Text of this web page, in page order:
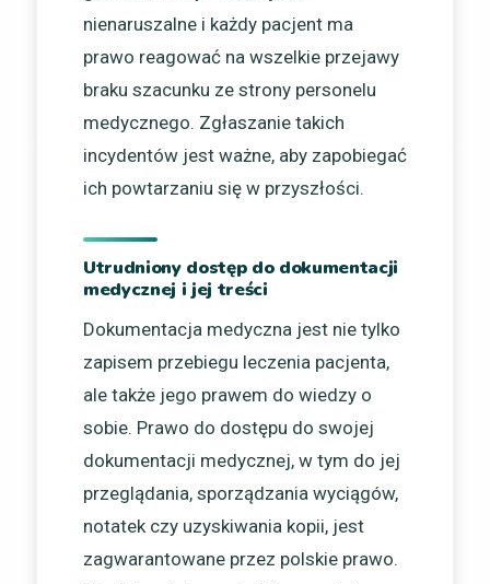
nienaruszalne i każdy pacjent ma
prawo reagować na wszelkie przejawy
braku szacunku ze strony personelu
medycznego. Zgłaszanie takich
incydentów jest ważne, aby zapobiegać
ich powtarzaniu się w przyszłości.
Utrudniony dostęp do dokumentacji
medycznej i jej treści
Dokumentacja medyczna jest nie tylko
zapisem przebiegu leczenia pacjenta,
ale także jego prawem do wiedzy o
sobie. Prawo do dostępu do swojej
dokumentacji medycznej, w tym do jej
przeglądania, sporządzania wyciągów,
notatek czy uzyskiwania kopii, jest
zagwarantowane przez polskie prawo.